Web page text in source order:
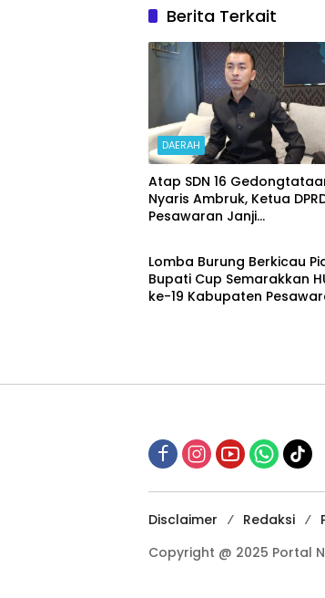
Berita Terkait
DAERAH
Atap SDN 16
Nyaris Ambruk, Ketua
Pesawaran Janji
DAERAH
Lomba Burung Berkicau
Bupati Cup Semarakkan
ke-19 Kabupaten
Disclaimer Redaksi
Copyright @ 2025 Portal